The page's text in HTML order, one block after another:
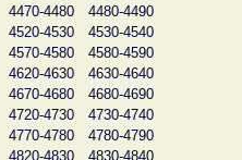
4470-4480
4480-4490
4520-4530
4530-4540
4570-4580
4580-4590
4620-4630
4630-4640
4670-4680
4680-4690
4720-4730
4730-4740
4770-4780
4780-4790
4820-4830
4830-4840